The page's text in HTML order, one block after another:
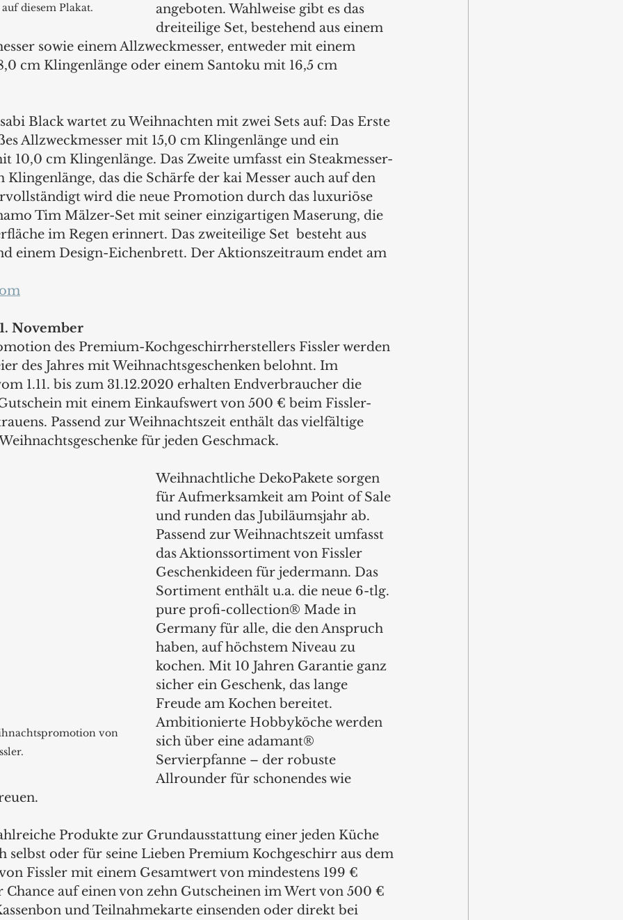
diesem Plakat.
angeboten. Wahlweise gibt es das
dreiteilige Set, bestehend aus einem
sowie einem Allzweckmesser, entweder mit einem
cm Klingenlänge oder einem Santoku mit 16,5 cm
Black wartet zu Weihnachten mit zwei Sets auf: Das Erste
Allzweckmesser mit 15,0 cm Klingenlänge und ein
10,0 cm Klingenlänge. Das Zweite umfasst ein Steakmesser-
Klingenlänge, das die Schärfe der kai Messer auch auf den
wird die neue Promotion durch das luxuriöse
Tim Mälzer-Set mit seiner einzigartigen Maserung, die
im Regen erinnert. Das zweiteilige Set  besteht aus
einem Design-Eichenbrett. Der Aktionszeitraum endet am
November
des Premium-Kochgeschirrherstellers Fissler werden
des Jahres mit Weihnachtsgeschenken belohnt. Im
1.11. bis zum 31.12.2020 erhalten Endverbraucher die
mit einem Einkaufswert von 500 € beim Fissler-
Passend zur Weihnachtszeit enthält das vielfältige
für jeden Geschmack.
von
Weihnachtliche DekoPakete sorgen
für Aufmerksamkeit am Point of Sale
und runden das Jubiläumsjahr ab.
Passend zur Weihnachtszeit umfasst
das Aktionssortiment von Fissler
Geschenkideen für jedermann. Das
Sortiment enthält u.a. die neue 6-tlg.
pure profi-collection® Made in
Germany für alle, die den Anspruch
haben, auf höchstem Niveau zu
kochen. Mit 10 Jahren Garantie ganz
sicher ein Geschenk, das lange
Freude am Kochen bereitet.
Ambitionierte Hobbyköche werden
sich über eine adamant®
Servierpfanne – der robuste
Allrounder für schonendes wie
Produkte zur Grundausstattung einer jeden Küche
selbst oder für seine Lieben Premium Kochgeschirr aus dem
Fissler mit einem Gesamtwert von mindestens 199 €
auf einen von zehn Gutscheinen im Wert von 500 €
und Teilnahmekarte einsenden oder direkt bei